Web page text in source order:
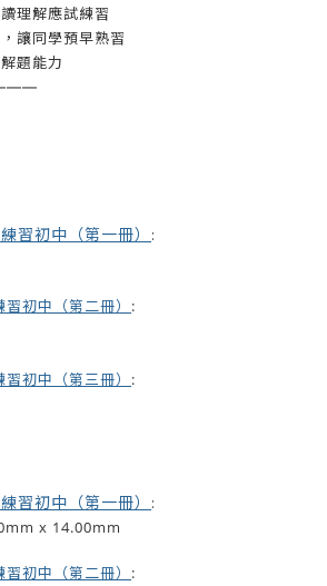
理解應試練習
讓同學預早熟習
題能力
習初中（第一冊） :
初中（第二冊） :
初中（第三冊） :
習初中（第一冊） :
x 14.00mm
初中（第二冊） :